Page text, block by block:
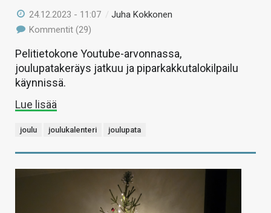
24.12.2023 - 11:07 /Juha Kokkonen
Kommentit (29)
Pelitietokone Youtube-arvonnassa,
joulupatakeräys jatkuu ja piparkakkutalokilpailu
käynnissä.
Lue lisää
joulu joulukalenteri joulupata